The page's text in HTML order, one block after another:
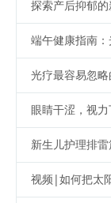
探索产后抑郁
端午健康指南
光疗最容易忽
眼睛干涩，视力
新生儿护理排
视频|如何把太